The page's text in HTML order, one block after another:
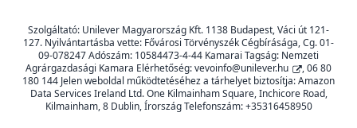
Szolgáltató: Unilever Magyarország Kft. 1138 Budapest, Váci út 121-
127. Nyilvántartásba vette: Fővárosi Törvényszék Cégbírásága, Cg. 01-
09-078247 Adószám: 10584473-4-44 Kamarai Tagság: Nemzeti
Agrárgazdasági Kamara Elérhetőség:vevoinfo@unilever.hu
, 06 80
180 144 Jelen weboldal működtetéséhez a tárhelyet biztosítja: Amazon
Data Services Ireland Ltd. One Kilmainham Square, Inchicore Road,
Kilmainham, 8 Dublin, Írország Telefonszám: +35316458950